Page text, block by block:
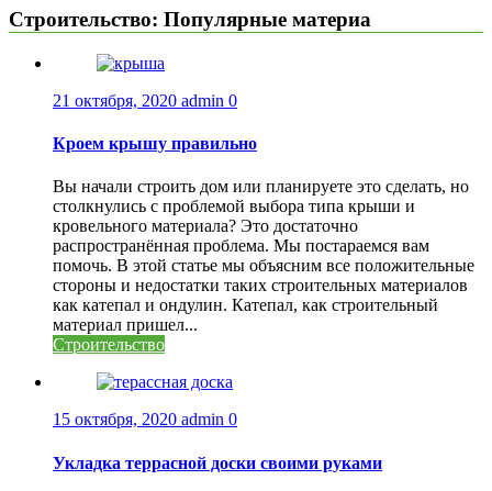
Строительство: Популярные материа
21 октября, 2020 admin 0
Кроем крышу правильно
Вы начали строить дом или планируете это сделать, но
столкнулись с проблемой выбора типа крыши и
кровельного материала? Это достаточно
распространённая проблема. Мы постараемся вам
помочь. В этой статье мы объясним все положительные
стороны и недостатки таких строительных материалов
как катепал и ондулин. Катепал, как строительный
материал пришел...
Строительство
15 октября, 2020 admin 0
Укладка террасной доски своими руками